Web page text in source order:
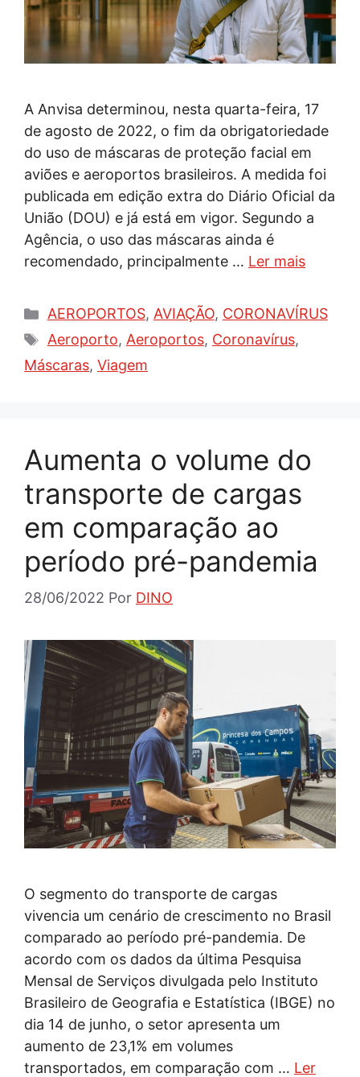
A Anvisa determinou, nesta quarta-feira, 17
de agosto de 2022, o fim da obrigatoriedade
do uso de máscaras de proteção facial em
aviões e aeroportos brasileiros. A medida foi
publicada em edição extra do Diário Oficial da
União (DOU) e já está em vigor. Segundo a
Agência, o uso das máscaras ainda é
recomendado, principalmente … Ler mais
Categorias
AEROPORTOS, AVIAÇÃO, CORONAVÍRUS
Tags
Aeroporto, Aeroportos, Coronavírus,
Máscaras, Viagem
Aumenta o volume do
transporte de cargas
em comparação ao
período pré-pandemia
28/06/2022 Por DINO
O segmento do transporte de cargas
vivencia um cenário de crescimento no Brasil
comparado ao período pré-pandemia. De
acordo com os dados da última Pesquisa
Mensal de Serviços divulgada pelo Instituto
Brasileiro de Geografia e Estatística (IBGE) no
dia 14 de junho, o setor apresenta um
aumento de 23,1% em volumes
transportados, em comparação com … Ler